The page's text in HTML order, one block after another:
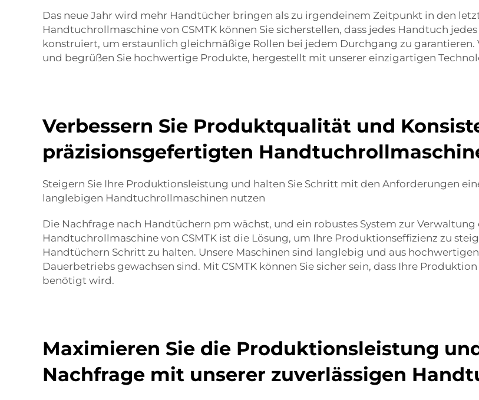
Das neue Jahr wird mehr Handtücher bringen als zu irgendeinem Zeitpunkt in den
Handtuchrollmaschine von CSMTK können Sie sicherstellen, dass jedes Handtuch
konstruiert, um erstaunlich gleichmäßige Rollen bei jedem Durchgang zu
und begrüßen Sie hochwertige Produkte, hergestellt mit unserer einzigartigen
Verbessern Sie Produktqualität und
präzisionsgefertigten
Steigern Sie Ihre Produktionsleistung und halten Sie Schritt mit den Anforderungen
langlebigen Handtuchrollmaschinen nutzen
Die Nachfrage nach Handtüchern pm wächst, und ein robustes System zur
Handtuchrollmaschine von CSMTK ist die Lösung, um Ihre Produktionseffizienz zu
Handtüchern Schritt zu halten. Unsere Maschinen sind langlebig und aus
Dauerbetriebs gewachsen sind. Mit CSMTK können Sie sicher sein, dass Ihre
benötigt wird.
Maximieren Sie die Produktionsleistung
Nachfrage mit unserer zuverlässigen